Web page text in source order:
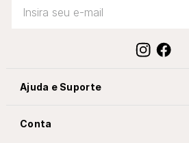
Ajuda e Suporte
Conta